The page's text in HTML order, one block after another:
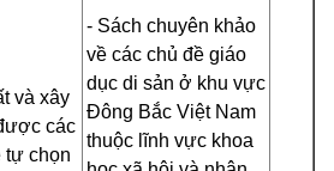
và xây
các
tự chọn
- Sách chuyên khảo
về các chủ đề giáo
dục di sản ở khu vực
Đông Bắc Việt Nam
thuộc lĩnh vực khoa